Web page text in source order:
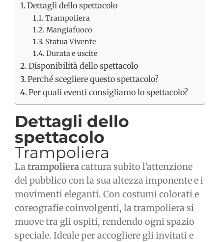
Dettagli dello spettacolo
Trampoliera
Mangiafuoco
Statua Vivente
Durata e uscite
Disponibilità dello spettacolo
Perché scegliere questo spettacolo?
Per quali eventi consigliamo lo spettacolo?
Dettagli dello
spettacolo
Trampoliera
Latrampolieracattura subito l’attenzione
del pubblico con la sua altezza imponente e i
movimenti eleganti. Con costumi colorati e
coreografie coinvolgenti, la trampoliera si
muove tra gli ospiti, rendendo ogni spazio
speciale. Ideale per accogliere gli invitati e